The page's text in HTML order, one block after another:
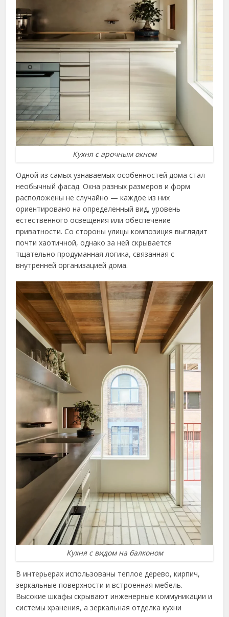
Кухня с арочным окном
Одной из самых узнаваемых особенностей дома стал
необычный фасад. Окна разных размеров и форм
расположены не случайно — каждое из них
ориентировано на определенный вид, уровень
естественного освещения или обеспечение
приватности. Со стороны улицы композиция выглядит
почти хаотичной, однако за ней скрывается
тщательно продуманная логика, связанная с
внутренней организацией дома.
Кухня с видом на балконом
В интерьерах использованы теплое дерево, кирпич,
зеркальные поверхности и встроенная мебель.
Высокие шкафы скрывают инженерные коммуникации и
системы хранения, а зеркальная отделка кухни